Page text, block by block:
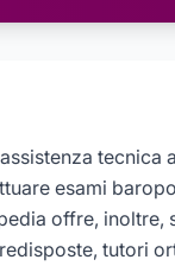
tecnica
esami
offre, inoltre,
tutori